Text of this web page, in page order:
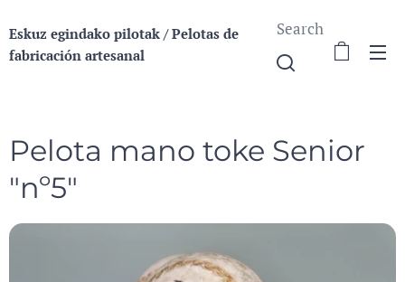
Eskuz egindako pilotak / Pelotas de
fabricación artesanal
Search
Pelota mano toke Senior
"nº5"